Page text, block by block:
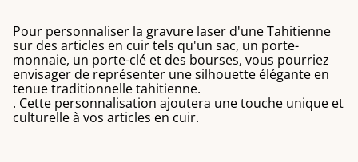
Pour personnaliser la gravure laser d'une Tahitienne
sur des articles en cuir tels qu'un sac, un porte-
monnaie, un porte-clé et des bourses, vous pourriez
envisager de représenter une silhouette élégante en
tenue traditionnelle tahitienne.
. Cette personnalisation ajoutera une touche unique et
culturelle à vos articles en cuir.